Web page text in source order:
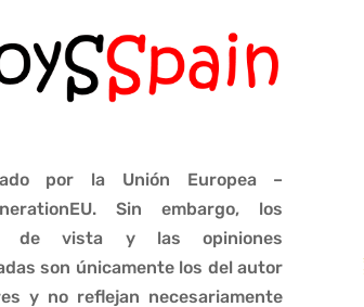
por la Unión Europea –
Sin embargo, los
de vista y las opiniones
son únicamente los del autor
y no reflejan necesariamente